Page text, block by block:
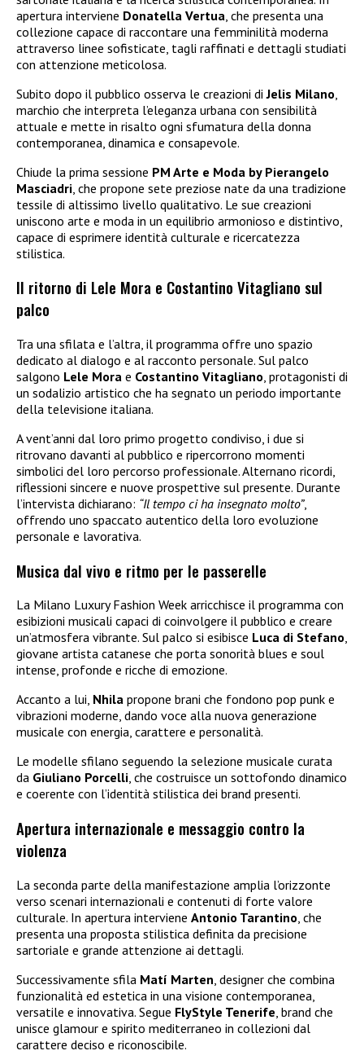
apertura interviene Donatella Vertua , che presenta una
collezione capace di raccontare una femminilità moderna
attraverso linee sofisticate, tagli raffinati e dettagli studiati
con attenzione meticolosa.
Subito dopo il pubblico osserva le creazioni diJelis Milano
marchio che interpreta l’eleganza urbana con sensibilità
attuale e mette in risalto ogni sfumatura della donna
contemporanea, dinamica e consapevole.
Chiude la prima sessione PM Arte e Moda by Pierangelo
Masciadri , che propone sete preziose nate da una tradizione
tessile di altissimo livello qualitativo. Le sue creazioni
uniscono arte e moda in un equilibrio armonioso e distintivo,
capace di esprimere identità culturale e ricercatezza
stilistica.
Il ritorno di Lele Mora e Costantino Vitagliano sul
palco
Tra una sfilata e l’altra, il programma offre uno spazio
dedicato al dialogo e al racconto personale. Sul palco
salgono Lele Mora e Costantino Vitagliano , protagonisti di
un sodalizio artistico che ha segnato un periodo importante
della televisione italiana.
A vent’anni dal loro primo progetto condiviso, i due si
ritrovano davanti al pubblico e ripercorrono momenti
simbolici del loro percorso professionale. Alternano ricordi,
riflessioni sincere e nuove prospettive sul presente. Durante
l’intervista dichiarano: “Il tempo ci ha insegnato molto”,
offrendo uno spaccato autentico della loro evoluzione
personale e lavorativa.
Musica dal vivo e ritmo per le passerelle
La Milano Luxury Fashion Week arricchisce il programma con
esibizioni musicali capaci di coinvolgere il pubblico e creare
un’atmosfera vibrante. Sul palco si esibisce Luca di Stefano,
giovane artista catanese che porta sonorità blues e soul
intense, profonde e ricche di emozione.
Accanto a lui, Nhila propone brani che fondono pop punk e
vibrazioni moderne, dando voce alla nuova generazione
musicale con energia, carattere e personalità.
Le modelle sfilano seguendo la selezione musicale curata
da Giuliano Porcelli, che costruisce un sottofondo dinamico
e coerente con l’identità stilistica dei brand presenti.
Apertura internazionale e messaggio contro la
violenza
La seconda parte della manifestazione amplia l’orizzonte
verso scenari internazionali e contenuti di forte valore
culturale. In apertura interviene Antonio Tarantino , che
presenta una proposta stilistica definita da precisione
sartoriale e grande attenzione ai dettagli.
Successivamente sfila Matí Marten , designer che combina
funzionalità ed estetica in una visione contemporanea,
versatile e innovativa. Segue FlyStyle Tenerife , brand che
unisce glamour e spirito mediterraneo in collezioni dal
carattere deciso e riconoscibile.